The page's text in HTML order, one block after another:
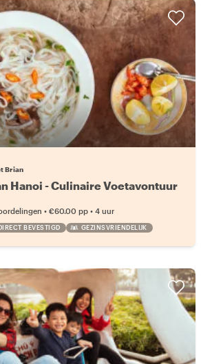
Brian
Hanoi - Culinaire Voetavontuur
• €60.00 pp • 4 uur
BEVESTIGD GEZINSVRIENDELIJK